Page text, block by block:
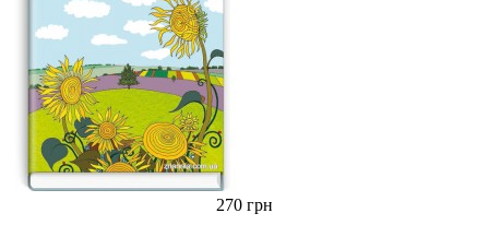
270 грн